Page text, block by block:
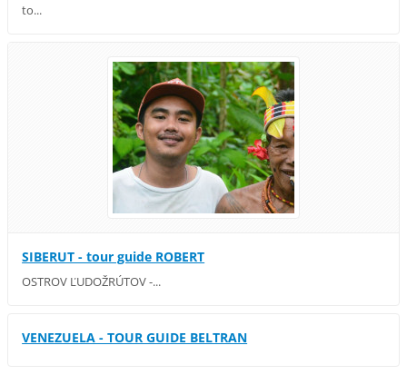
to...
SIBERUT - tour guide ROBERT
OSTROV ĽUDOŽRÚTOV -...
VENEZUELA - TOUR GUIDE BELTRAN